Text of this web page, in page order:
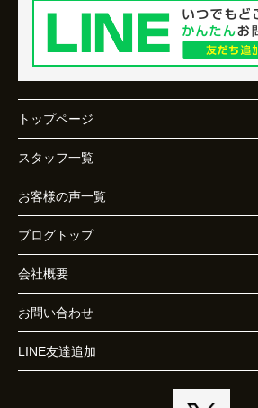
トップページ
スタッフ一覧
お客様の声一覧
ブログトップ
会社概要
お問い合わせ
LINE友達追加